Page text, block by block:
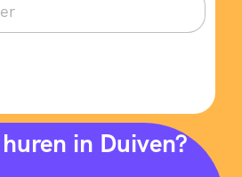
in Duiven?